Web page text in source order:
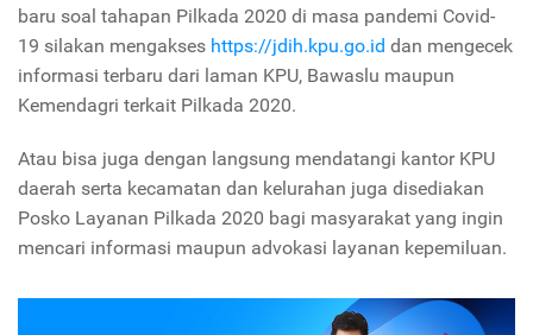
baru soal tahapan Pilkada 2020 di masa pandemi Covid-
19 silakan mengakses https://jdih.kpu.go.id dan mengecek
informasi terbaru dari laman KPU, Bawaslu maupun
Kemendagri terkait Pilkada 2020.
Atau bisa juga dengan langsung mendatangi kantor KPU
daerah serta kecamatan dan kelurahan juga disediakan
Posko Layanan Pilkada 2020 bagi masyarakat yang ingin
mencari informasi maupun advokasi layanan kepemiluan.